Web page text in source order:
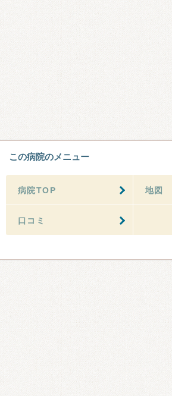
この病院のメニュー
病院TOP 地図
口コミ